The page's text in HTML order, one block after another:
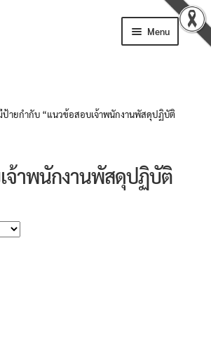
Menu
ายกำกับ “แนวข้อสอบเจ้าพนักงานพัสดุปฏิบัติ
จ้าพนักงานพัสดุปฏิบัติ